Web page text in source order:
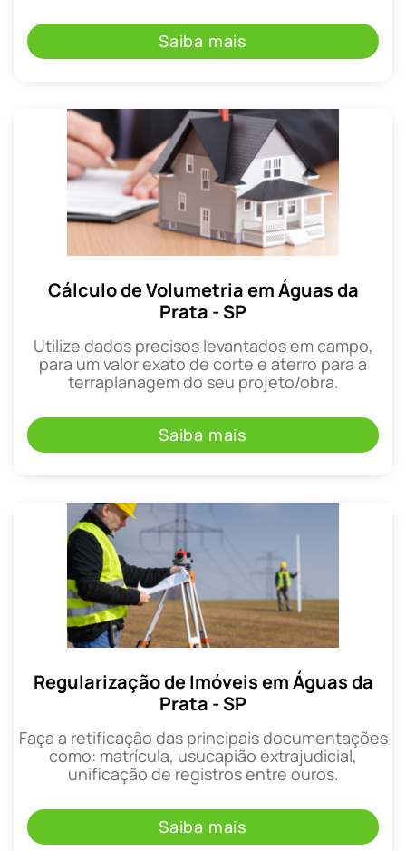
Saiba mais
Cálculo de Volumetria em Águas da
Prata - SP
Utilize dados precisos levantados em campo,
para um valor exato de corte e aterro para a
terraplanagem do seu projeto/obra.
Saiba mais
Regularização de Imóveis em Águas da
Prata - SP
Faça a retificação das principais documentações
como: matrícula, usucapião extrajudicial,
unificação de registros entre ouros.
Saiba mais